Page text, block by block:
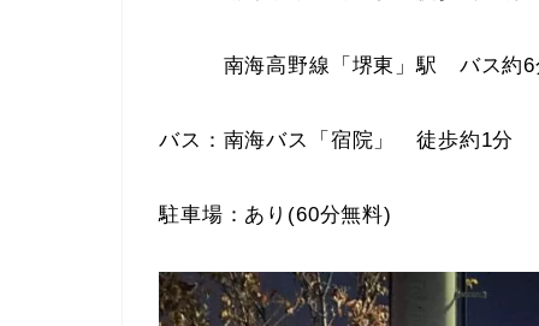
南海高野線「堺東」駅 バス約6
バス：南海バス「宿院」 徒歩約1分
駐車場：あり(60分無料)